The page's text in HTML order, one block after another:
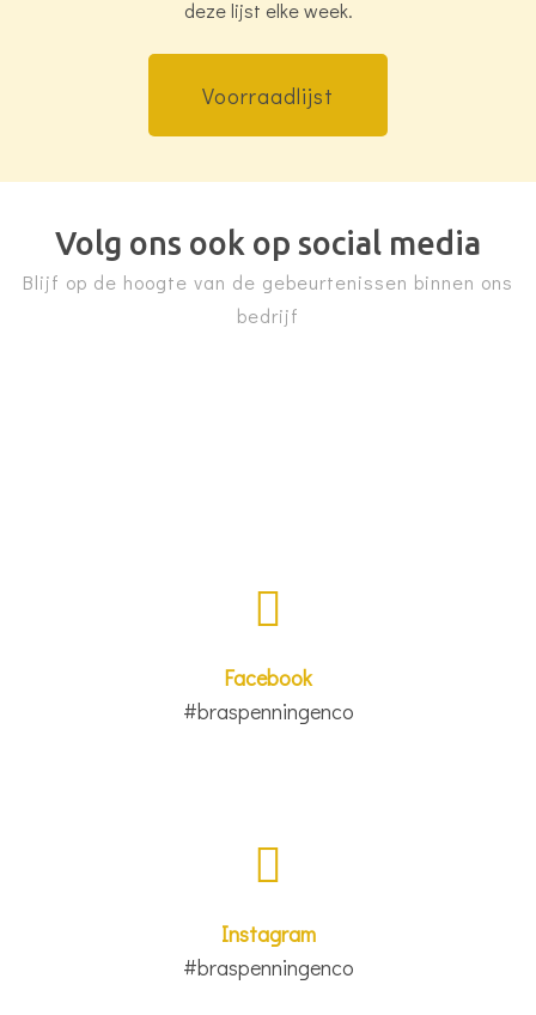
deze lijst elke week.
Voorraadlijst
Volg ons ook op social media
Blijf op de hoogte van de gebeurtenissen binnen ons
bedrijf
Facebook
#braspenningenco
Instagram
#braspenningenco